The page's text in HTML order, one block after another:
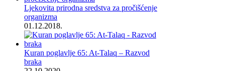
Ljekovita prirodna sredstva za pročišćenje
organizma
01.12.2018.
Kuran poglavlje 65: At-Talaq – Razvod
braka